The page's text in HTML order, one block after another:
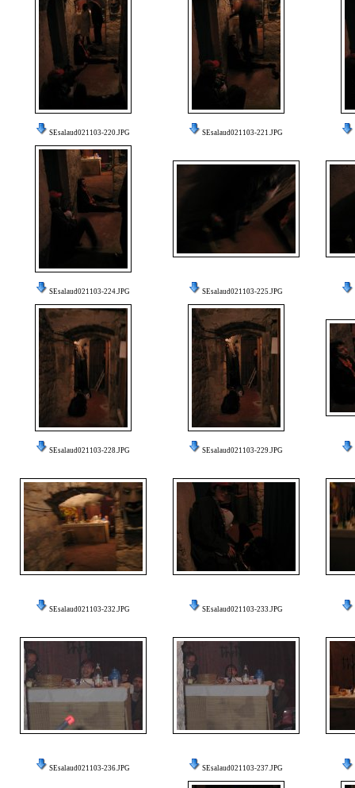
SEsalaud021103-220.JPG SEsalaud021103-221.JPG
SEsalaud021103-224.JPG SEsalaud021103-225.JPG
SEsalaud021103-228.JPG SEsalaud021103-229.JPG
SEsalaud021103-232.JPG SEsalaud021103-233.JPG
SEsalaud021103-236.JPG SEsalaud021103-237.JPG